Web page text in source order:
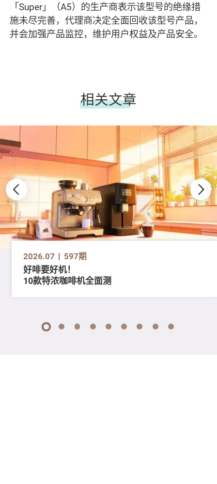
「Super」（A5）的生产商表示该型号的绝缘措
施未尽完善，代理商决定全面回收该型号产品，
并会加强产品监控，维护用户权益及产品安全。
相关文章
2026.07 597期
好啡要好机！
10款特浓咖啡机全面测
1 2 3 4 5 6 7 8 9